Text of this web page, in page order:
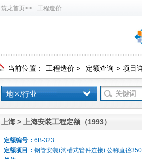
筑龙首页>> 工程造价
当前位置： 工程造价 > 定额查询 > 项目
地区/行业
上海 > 上海安装工程定额（1993）
定额编号： 6B-323
定额项目： 钢管安装(沟槽式管件连接) 公称直径